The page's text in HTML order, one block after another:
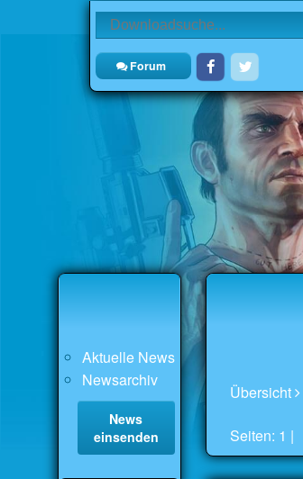
Forum
Aktuelle News
Newsarchiv
News
einsenden
Übersicht
Seiten: 1 |